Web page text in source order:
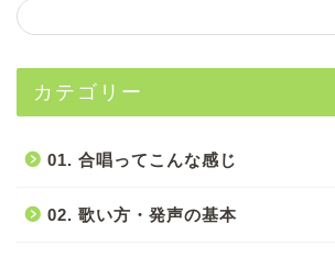
カテゴリー
01. 合唱ってこんな感じ
02. 歌い方・発声の基本